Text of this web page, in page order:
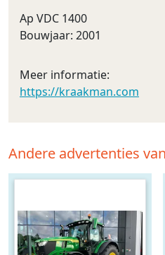
Ap VDC 1400
Bouwjaar: 2001
Meer informatie:
https://kraakman.com
Andere advertenties